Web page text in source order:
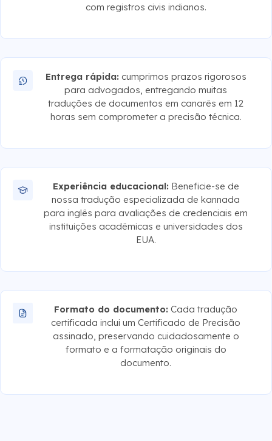
com registros civis indianos.
Entrega rápida: cumprimos prazos rigorosos
para advogados, entregando muitas
traduções de documentos em canarês em 12
horas sem comprometer a precisão técnica.
Experiência educacional: Beneficie-se de
nossa tradução especializada de kannada
para inglês para avaliações de credenciais em
instituições acadêmicas e universidades dos
EUA.
Formato do documento: Cada tradução
certificada inclui um Certificado de Precisão
assinado, preservando cuidadosamente o
formato e a formatação originais do
documento.